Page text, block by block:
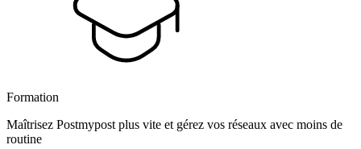
Formation
Maîtrisez Postmypost plus vite et gérez vos réseaux avec moins de
routine